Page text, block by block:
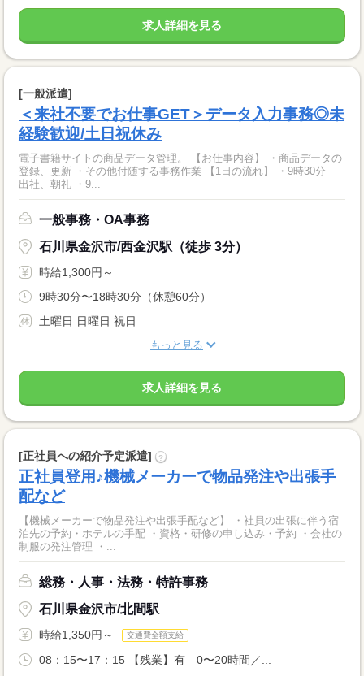
求人詳細を見る
[一般派遣]
＜来社不要でお仕事GET＞データ入力事務◎未
経験歓迎/土日祝休み
電子書籍サイトの商品データ管理。 【お仕事内容】 ・商品データの
登録、更新 ・その他付随する事務作業 【1日の流れ】 ・9時30分
出社、朝礼 ・9...
一般事務・OA事務
石川県金沢市/西金沢駅（徒歩 3分）
時給1,300円～
9時30分〜18時30分（休憩60分）
土曜日 日曜日 祝日
もっと見る
求人詳細を見る
[正社員への紹介予定派遣] ?
正社員登用♪機械メーカーで物品発注や出張手
配など
【機械メーカーで物品発注や出張手配など】 ・社員の出張に伴う宿
泊先の予約・ホテルの手配 ・資格・研修の申し込み・予約 ・会社の
制服の発注管理 ・...
総務・人事・法務・特許事務
石川県金沢市/北間駅
時給1,350円～ 交通費全額支給
08：15〜17：15 【残業】有 0〜20時間／...